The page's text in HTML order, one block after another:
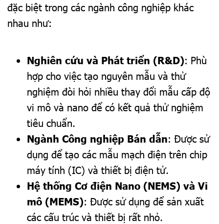
đặc biệt trong các ngành công nghiệp khác
nhau như:
Nghiên cứu và Phát triển (R&D): Phù
hợp cho việc tạo nguyên mẫu và thử
nghiệm đòi hỏi nhiều thay đổi mẫu cấp độ
vi mô và nano để có kết quả thử nghiệm
tiêu chuẩn.
Ngành Công nghiệp Bán dẫn: Được sử
dụng để tạo các mẫu mạch điện trên chip
máy tính (IC) và thiết bị điện tử.
Hệ thống Cơ điện Nano (NEMS) và Vi
mô (MEMS): Được sử dụng để sản xuất
các cấu trúc và thiết bị rất nhỏ.